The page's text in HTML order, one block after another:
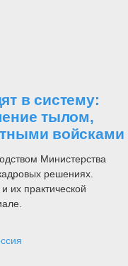
в систему:
тылом,
войсками
Министерства
решениях.
их практической